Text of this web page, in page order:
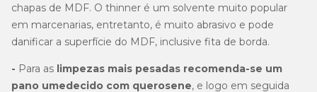
chapas de MDF. O thinner é um solvente muito popular
em marcenarias, entretanto, é muito abrasivo e pode
danificar a superfície do MDF, inclusive fita de borda.
- Para as limpezas mais pesadas recomenda-se um
pano umedecido com querosene, e logo em seguida